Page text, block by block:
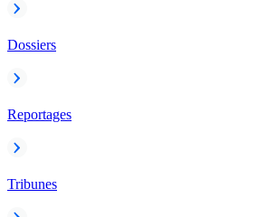
Dossiers
Reportages
Tribunes